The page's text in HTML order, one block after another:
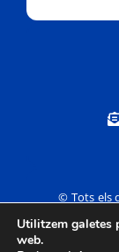
© Tots els
Utilitzem galetes
web.